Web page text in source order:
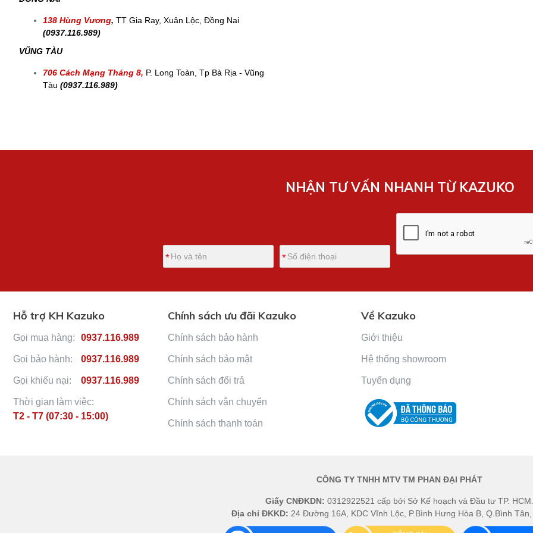
138 Hùng Vương, TT Gia Ray, Xuân Lộc, Đồng Nai
(0937.116.989)
VŨNG TÀU
706 Cách Mạng Tháng 8, P. Long Toàn, Tp Bà Rịa - Vũng
Tàu (0937.116.989)
NHẬN TƯ VẤN NHANH TỪ KAZUKO
Hỗ trợ KH Kazuko
Gọi mua hàng: 0937.116.989
Gọi bảo hành: 0937.116.989
Gọi khiếu nại: 0937.116.989
Thời gian làm việc:
T2 - T7 (07:30 - 15:00)
Chính sách ưu đãi Kazuko
Chính sách bảo hành
Chính sách bảo mật
Chính sách đổi trả
Chính sách vận chuyển
Chính sách thanh toán
Về Kazuko
Giới thiệu
Hệ thống showroom
Tuyển dụng
CÔNG TY TNHH MTV TM PHAN ĐẠI PHÁT
Giấy CNĐKDN: 0312922521 cấp bởi Sở Kế hoạch và Đầu tư TP. HCM.
Địa chỉ ĐKKD: 24 Đường 16A, KDC Vĩnh Lộc, P.Bình Hưng Hòa B, Q.Bình